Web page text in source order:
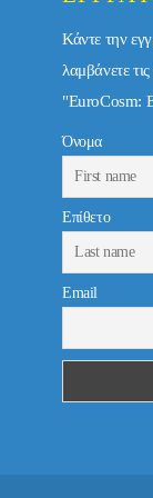
Κάντε την
λαμβάνετε
"EuroCosm:
Όνομα
Επίθετο
Email